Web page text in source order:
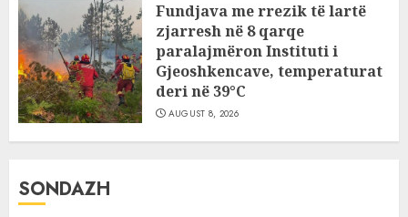
Fundjava me rrezik të lartë
zjarresh në 8 qarqe
paralajmëron Instituti i
Gjeoshkencave, temperaturat
deri në 39°C
AUGUST 8, 2026
SONDAZH